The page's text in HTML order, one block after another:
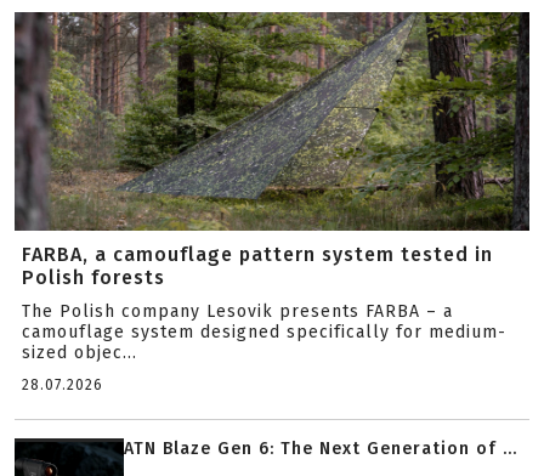
FARBA, a camouflage pattern system tested in
Polish forests
The Polish company Lesovik presents FARBA – a
camouflage system designed specifically for medium-
sized objec...
28.07.2026
ATN Blaze Gen 6: The Next Generation of ...